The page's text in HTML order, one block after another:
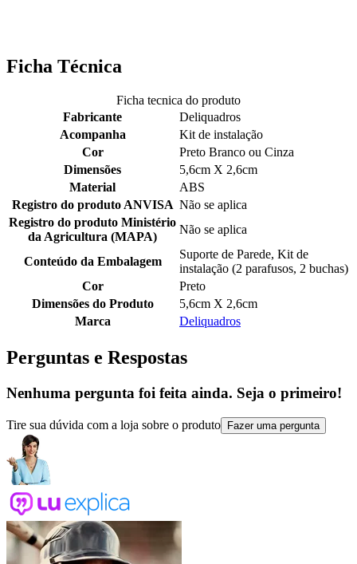
Ficha Técnica
Ficha tecnica do produto
Fabricante
Deliquadros
Acompanha
Kit de instalação
Cor
Preto Branco ou Cinza
Dimensões
5,6cm X 2,6cm
Material
ABS
Registro do produto ANVISA Não se aplica
Registro do produto Ministério
da Agricultura (MAPA)
Não se aplica
Conteúdo da Embalagem
Suporte de Parede, Kit de
instalação (2 parafusos, 2 buchas)
Cor
Preto
Dimensões do Produto
5,6cm X 2,6cm
Marca
Deliquadros
Perguntas e Respostas
Nenhuma pergunta foi feita ainda. Seja o primeiro!
Tire sua dúvida com a loja sobre o produto Fazer uma pergunta